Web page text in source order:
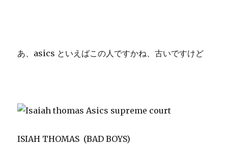
あ、asics といえばこの人ですかね、古いですけど
ISIAH THOMAS (BAD BOYS)